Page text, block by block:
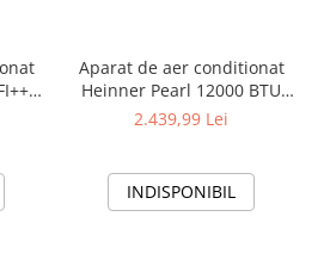
Aparat de aer conditionat
Heinner Pearl 12000 BTU
Wi-Fi, Clasa A+++/A+++, AI
alb
2.439,99 Lei
INDISPONIBIL